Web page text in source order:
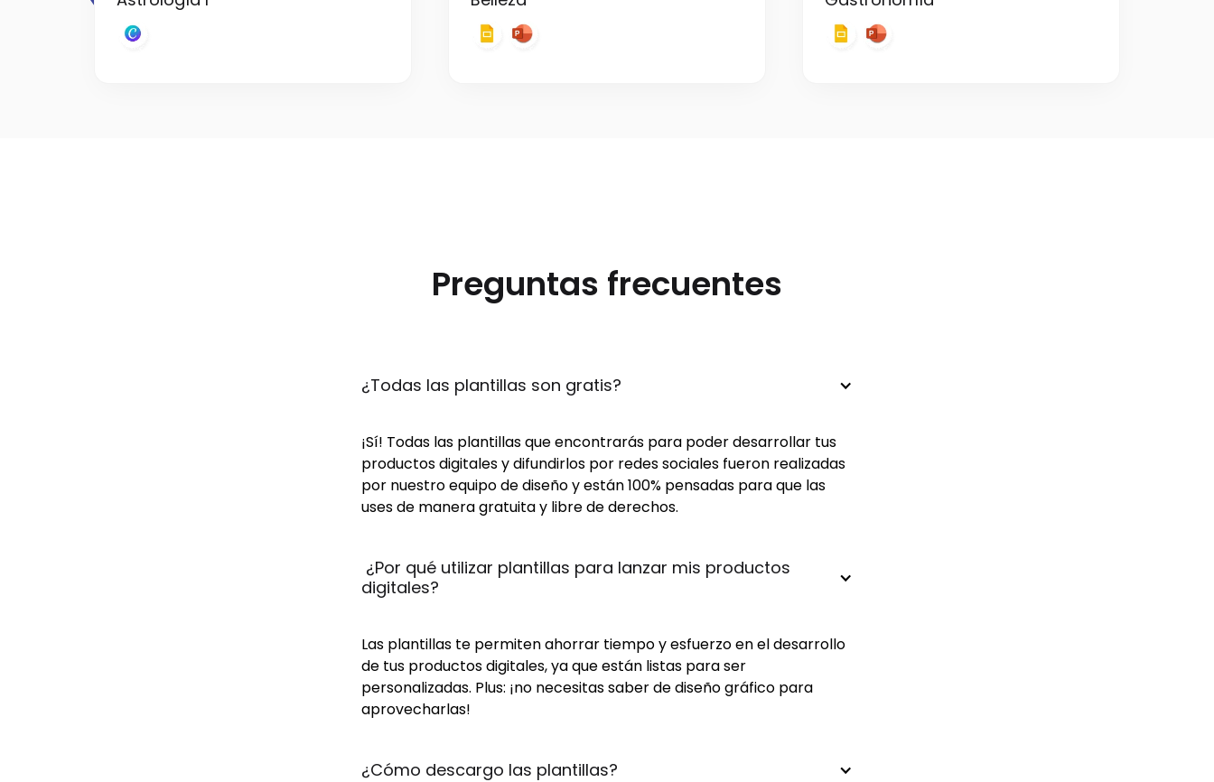
Preguntas frecuentes
¿Todas las plantillas son gratis?
¡Sí! Todas las plantillas que encontrarás para poder desarrollar tus
productos digitales y difundirlos por redes sociales fueron realizadas
por nuestro equipo de diseño y están 100% pensadas para que las
uses de manera gratuita y libre de derechos.
¿Por qué utilizar plantillas para lanzar mis productos
digitales?
Las plantillas te permiten ahorrar tiempo y esfuerzo en el desarrollo
de tus productos digitales, ya que están listas para ser
personalizadas. Plus: ¡no necesitas saber de diseño gráfico para
aprovecharlas!
¿Cómo descargo las plantillas?